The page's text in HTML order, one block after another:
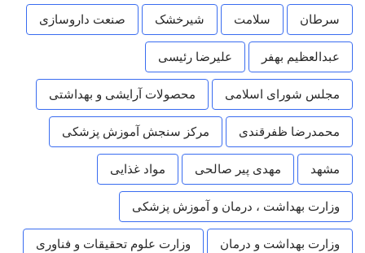
سرطان سلامت شیرخشک صنعت داروسازی
عبدالعظیم بهفر علیرضا رئیسی
مجلس شورای اسلامی محصولات آرایشی و بهداشتی
محمدرضا ظفرقندی مرکز سنجش آموزش پزشکی
مشهد مهدی پیر صالحی مواد غذایی
وزارت بهداشت ، درمان و آموزش پزشکی
وزارت بهداشت و درمان وزارت علوم تحقیقات و فناوری